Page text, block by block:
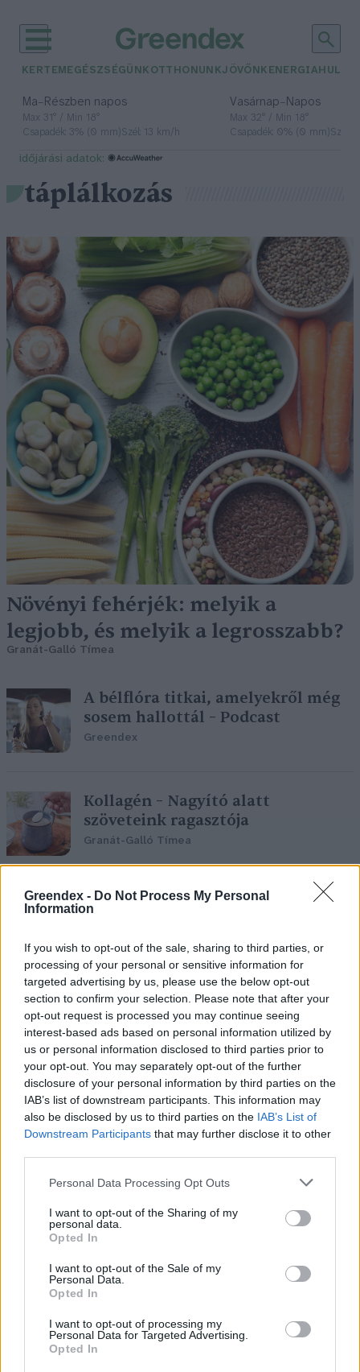
Greendex - Do Not Process My Personal
Information
If you wish to opt-out of the sale, sharing to third parties, or
processing of your personal or sensitive information for
targeted advertising by us, please use the below opt-out
section to confirm your selection. Please note that after your
opt-out request is processed you may continue seeing
interest-based ads based on personal information utilized by
us or personal information disclosed to third parties prior to
your opt-out. You may separately opt-out of the further
disclosure of your personal information by third parties on the
IAB’s list of downstream participants. This information may
also be disclosed by us to third parties on the IAB’s List of
Downstream Participants that may further disclose it to other
Personal Data Processing Opt Outs
I want to opt-out of the Sharing of my
personal data.
Opted In
I want to opt-out of the Sale of my
Personal Data.
Opted In
I want to opt-out of processing my
Personal Data for Targeted Advertising.
Opted In
KERTEM EGÉSZSÉGÜNK OTTHONUNKJÖVŐNK ENERGIA
Ma– Részben napos
Max 31° / Min 18°
Csapadék: 3% (0 mm)Szél: 13 km/h
Vasárnap– Napos
Max 32° / Min 18°
Csapadék: 0% (0 mm)Szél:
időjárási adatok:
táplálkozás
Növényi fehérjék: melyik a
legjobb, és melyik a legrosszabb?
Granát-Galló Tímea
A bélflóra titkai, amelyekről még
sosem hallottál – Podcast
Greendex
Kollagén – Nagyító alatt
szöveteink ragasztója
Granát-Galló Tímea
Hogyan tartsuk karban az
Bircher Márton
Probiotikumok – Gondold újra,
ahogy eddig a baktériumokra
tekintettél!
Granát-Galló Tímea
egészséges táplálkozás és a
fenntartható
élelmiszerrendszerek
szempontjából
Greendex Szemle
A műhús károsabb lehet a